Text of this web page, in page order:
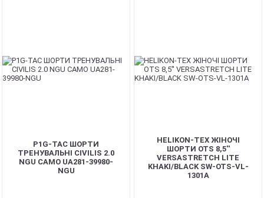
P1G-TAC ШОРТИ
ТРЕНУВАЛЬНІ CIVILIS 2.0
NGU CAMO UA281-39980-
NGU
HELIKON-TEX ЖІНОЧІ
ШОРТИ OTS 8,5''
VERSASTRETCH LITE
KHAKI/BLACK SW-OTS-VL-
1301A